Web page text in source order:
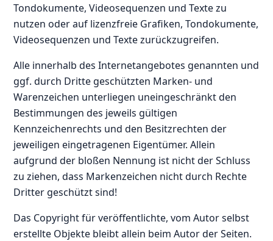
Tondokumente, Videosequenzen und Texte zu
nutzen oder auf lizenzfreie Grafiken, Tondokumente,
Videosequenzen und Texte zurückzugreifen.
Alle innerhalb des Internetangebotes genannten und
ggf. durch Dritte geschützten Marken- und
Warenzeichen unterliegen uneingeschränkt den
Bestimmungen des jeweils gültigen
Kennzeichenrechts und den Besitzrechten der
jeweiligen eingetragenen Eigentümer. Allein
aufgrund der bloßen Nennung ist nicht der Schluss
zu ziehen, dass Markenzeichen nicht durch Rechte
Dritter geschützt sind!
Das Copyright für veröffentlichte, vom Autor selbst
erstellte Objekte bleibt allein beim Autor der Seiten.